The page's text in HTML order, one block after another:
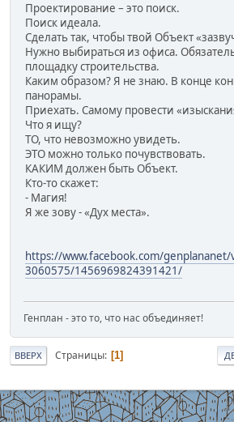
Проектирование – это поиск.
Поиск идеала.
Сделать так, чтобы твой Объект
Нужно выбираться из офиса.
площадку строительства.
Каким образом? Я не знаю. В конце
панорамы.
Приехать. Самому провести
Что я ищу?
ТО, что невозможно увидеть.
ЭТО можно только почувствовать.
КАКИМ должен быть Объект.
Кто-то скажет:
- Магия!
Я же зову - «Дух места».
https://www.facebook.com/
3060575/1456969824391421/
Генплан - это то, что нас объединяет!
ВВЕРХ Страницы 1